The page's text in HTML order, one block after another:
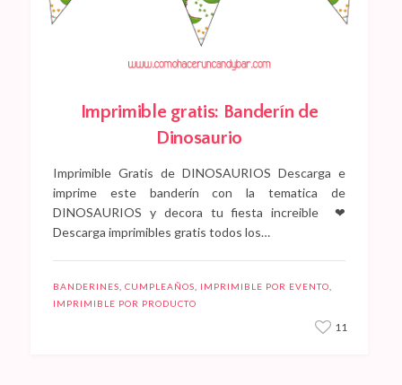
Imprimible gratis: Banderín de
Dinosaurio
Imprimible Gratis de DINOSAURIOS Descarga e
imprime este banderín con la tematica de
DINOSAURIOS y decora tu fiesta increible ❤
Descarga imprimibles gratis todos los…
BANDERINES CUMPLEAÑOS IMPRIMIBLE POR EVENTO
IMPRIMIBLE POR PRODUCTO
11